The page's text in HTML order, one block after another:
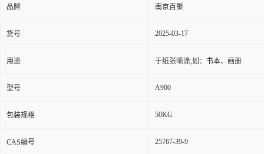
品牌 南京百聚
货号 2025-03-17
用途 于纸张喷涂,如：书本、画册
型号 A900
包装规格 50KG
CAS编号 25767-39-9